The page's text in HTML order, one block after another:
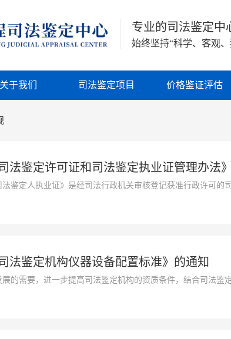
关于我们 司法鉴定项目 价格鉴证评估
专业的司法鉴定中
始终坚持“科学、客观
法鉴定许可证和司法鉴定执业证管理办法
法鉴定人执业证》是经司法行政机关审核登记获准行政许可
员会关于司法鉴定管理问题的决定》，配合《司法鉴定机构
法鉴定机构仪器设备配置标准》的通知
的需要，进一步提高司法鉴定机构的资质条件，结合司法鉴
57号）进行了修订。现将修订后的《司法鉴定机构仪器设